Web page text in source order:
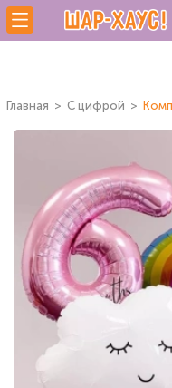
Главная C цифрой